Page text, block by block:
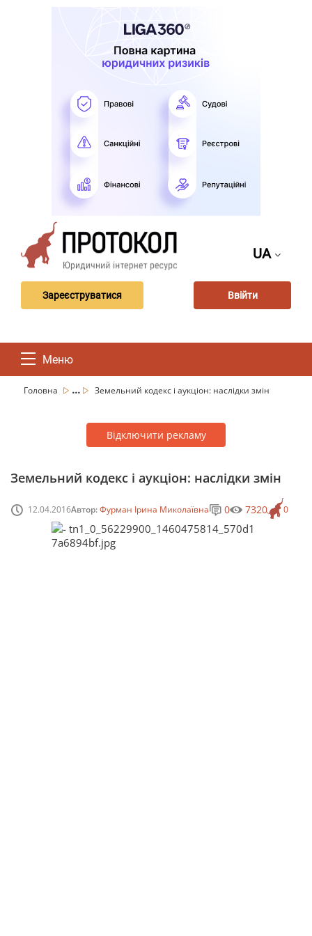
UA
Зареєструватися Ввійти
Меню
Головна ... Земельний кодекс і аукціон: наслідки змін
Відключити рекламу
Земельний кодекс і аукціон: наслідки змін
12.04.2016Автор:Фурман Ірина Миколаївна 0
0 7320